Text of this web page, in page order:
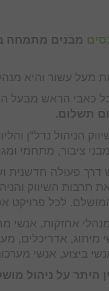
מבנים מתמחה
מעל 300 נכסים מכל הסוגים
כאבי הראש מבעל
תשלום.
הניהול נדל"ן
ציבור, מתחמי
פעולה חדשנית
תרבות השיווק
לכל פרויקט
אחזקות, אנשי
מיתוג, אדריכלים,
ביצוע, אנשי
על ניהול